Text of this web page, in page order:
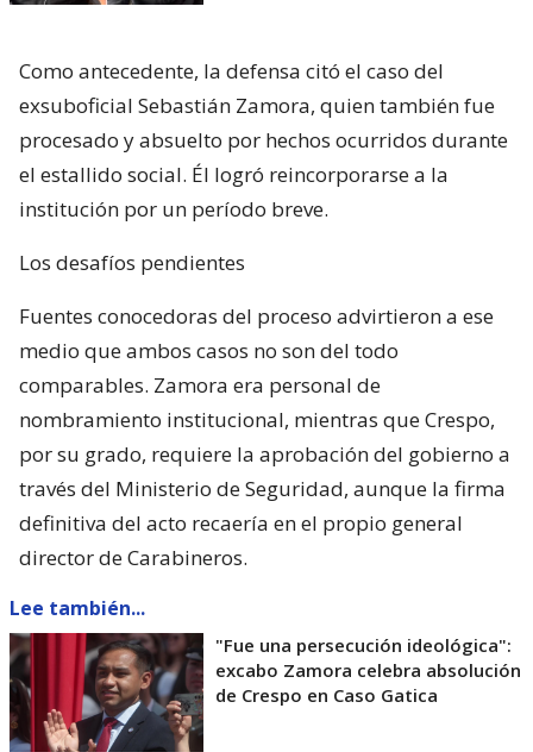
Como antecedente, la defensa citó el caso del
exsuboficial Sebastián Zamora, quien también fue
procesado y absuelto por hechos ocurridos durante
el estallido social. Él logró reincorporarse a la
institución por un período breve.
Los desafíos pendientes
Fuentes conocedoras del proceso advirtieron a ese
medio que ambos casos no son del todo
comparables. Zamora era personal de
nombramiento institucional, mientras que Crespo,
por su grado, requiere la aprobación del gobierno a
través del Ministerio de Seguridad, aunque la firma
definitiva del acto recaería en el propio general
director de Carabineros.
Lee también...
"Fue una persecución ideológica":
excabo Zamora celebra absolución
de Crespo en Caso Gatica